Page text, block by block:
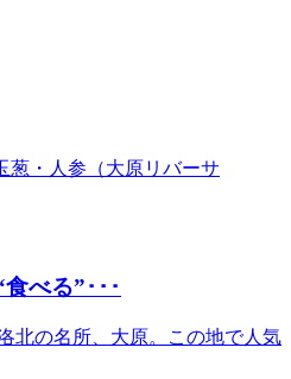
べる”･･･
北の名所、大原。この地で人気